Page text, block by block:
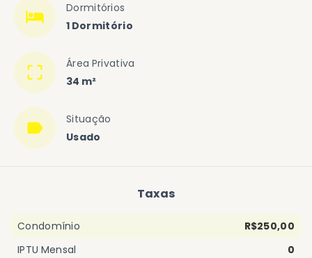
Dormitórios
1 Dormitório
Área Privativa
34 m²
Situação
Usado
Taxas
Condomínio
R$250,00
IPTU Mensal
0